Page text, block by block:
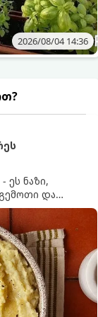
2026/08/04 14:36
ეს ნაზი,
გემოთი და
მომზადება
რამდენიმე
რომ